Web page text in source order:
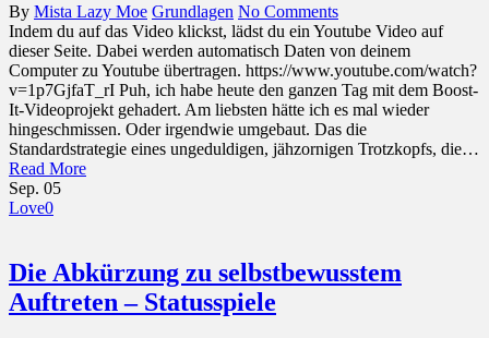
By Mista Lazy Moe Grundlagen No Comments
Indem du auf das Video klickst, lädst du ein Youtube Video auf
dieser Seite. Dabei werden automatisch Daten von deinem
Computer zu Youtube übertragen. https://www.youtube.com/watch?
v=1p7GjfaT_rI Puh, ich habe heute den ganzen Tag mit dem Boost-
It-Videoprojekt gehadert. Am liebsten hätte ich es mal wieder
hingeschmissen. Oder irgendwie umgebaut. Das die
Standardstrategie eines ungeduldigen, jähzornigen Trotzkopfs, die…
Read More
Sep. 05
Love0
Die Abkürzung zu selbstbewusstem
Auftreten – Statusspiele